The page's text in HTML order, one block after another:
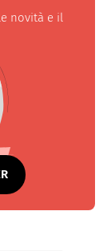
novità e il